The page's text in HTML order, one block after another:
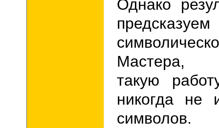
Однако
Мастера,
такую
никогда не